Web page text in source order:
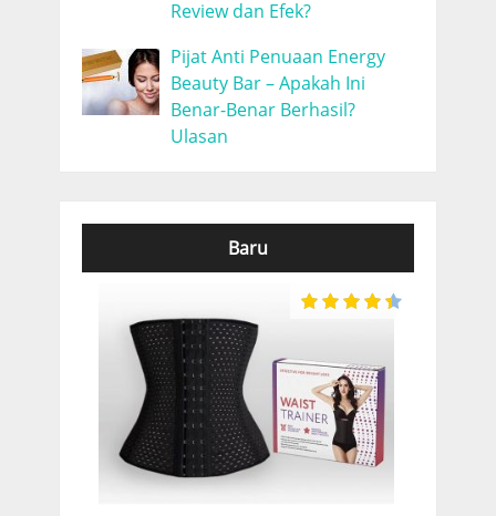
Review dan Efek?
Pijat Anti Penuaan Energy
Beauty Bar – Apakah Ini
Benar-Benar Berhasil?
Ulasan
Baru